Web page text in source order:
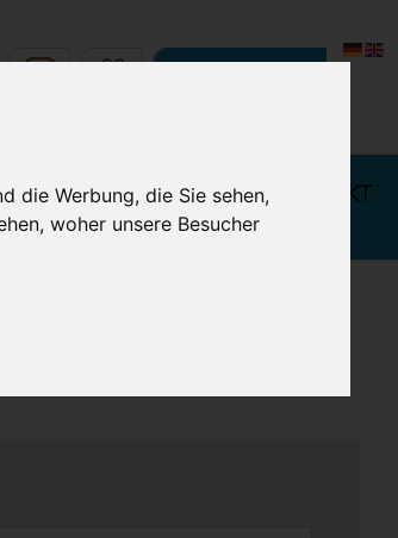
die Werbung, die Sie sehen,
woher unsere Besucher
BUCHUNG & KONTAKT